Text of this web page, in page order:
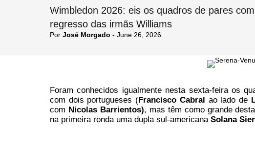
Wimbledon 2026: eis os quadros de pares
regresso das irmãs Williams
Por José Morgado - June 26, 2026
Foram conhecidos igualmente nesta sexta-feira os
com dois portugueses (Francisco Cabral ao lado de
com Nicolas Barrientos), mas têm como grande
na primeira ronda uma dupla sul-americana Solana